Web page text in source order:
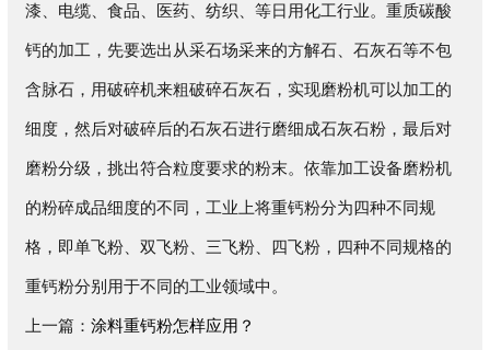
漆、电缆、食品、医药、纺织、等日用化工行业。重质碳酸
钙的加工，先要选出从采石场采来的方解石、石灰石等不包
含脉石，用破碎机来粗破碎石灰石，实现磨粉机可以加工的
细度，然后对破碎后的石灰石进行磨细成石灰石粉，最后对
磨粉分级，挑出符合粒度要求的粉末。依靠加工设备磨粉机
的粉碎成品细度的不同，工业上将重钙粉分为四种不同规
格，即单飞粉、双飞粉、三飞粉、四飞粉，四种不同规格的
重钙粉分别用于不同的工业领域中。
上一篇：涂料重钙粉怎样应用？